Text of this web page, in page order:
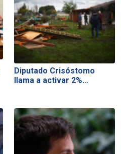
Diputado Crisóstomo
llama a activar 2%…